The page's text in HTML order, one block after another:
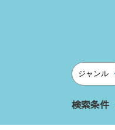
へ
ジャンル
検索条件